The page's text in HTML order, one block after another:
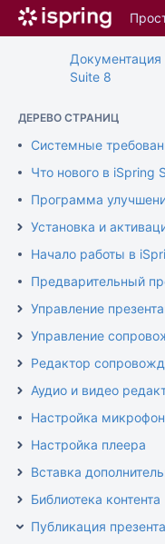
Перейти
содержимомуДокументация
Suite 8
ДЕРЕВО СТРАНИЦ
Системные
Что нового в iSpring
Программа
Установка и
Начало работы в
Предварительный
Управление
Управление
Редактор
Аудио и видео
Настройка
Настройка плеера
Вставка
Библиотека контента
Публикация